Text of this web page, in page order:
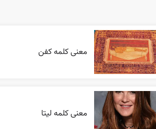
معنی کلمه کفن
معنی کلمه لیتا